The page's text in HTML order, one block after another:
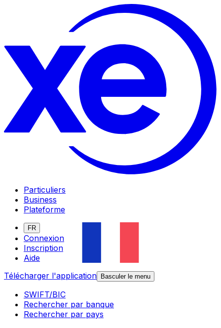
Particuliers
Business
Plateforme
FR
Connexion
Inscription
Aide
Télécharger l'application
Basculer le menu
SWIFT/BIC
Rechercher par banque
Rechercher par pays